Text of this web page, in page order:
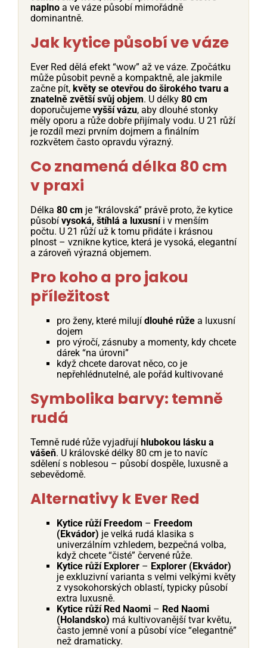
naplno a ve váze působí mimořádně
dominantně.
Jak kytice působí ve váze
Ever Red dělá efekt “wow” až ve váze. Zpočátku
může působit pevně a kompaktně, ale jakmile
začne pít, květy se otevřou do širokého tvaru a
znatelně zvětší svůj objem. U délky 80 cm
doporučujeme vyšší vázu, aby dlouhé stonky
měly oporu a růže dobře přijímaly vodu. U 21 růží
je rozdíl mezi prvním dojmem a finálním
rozkvětem často opravdu výrazný.
Co znamená délka 80 cm
v praxi
Délka 80 cm je “královská” právě proto, že kytice
působí vysoká, štíhlá a luxusníi v menším
počtu. U 21 růží už k tomu přidáte i krásnou
plnost – vznikne kytice, která je vysoká, elegantní
a zároveň výrazná objemem.
Pro koho a pro jakou
příležitost
pro ženy, které milují dlouhé růže a luxusní
dojem
pro výročí, zásnuby a momenty, kdy chcete
dárek “na úrovni”
když chcete darovat něco, co je
nepřehlédnutelné, ale pořád kultivované
Symbolika barvy: temně
rudá
Temně rudé růže vyjadřují hlubokou lásku a
vášeň. U královské délky 80 cm je to navíc
sdělení s noblesou – působí dospěle, luxusně a
sebevědomě.
Alternativy k Ever Red
Kytice růží Freedom – Freedom
(Ekvádor) je velká rudá klasika s
univerzálním vzhledem, bezpečná volba,
když chcete “čisté” červené růže.
Kytice růží Explorer – Explorer (Ekvádor)
je exkluzivní varianta s velmi velkými květy
z vysokohorských oblastí, typicky působí
extra luxusně.
Kytice růží Red Naomi – Red Naomi
(Holandsko) má kultivovanější tvar květu,
často jemně voní a působí více “elegantně”
než dramaticky.